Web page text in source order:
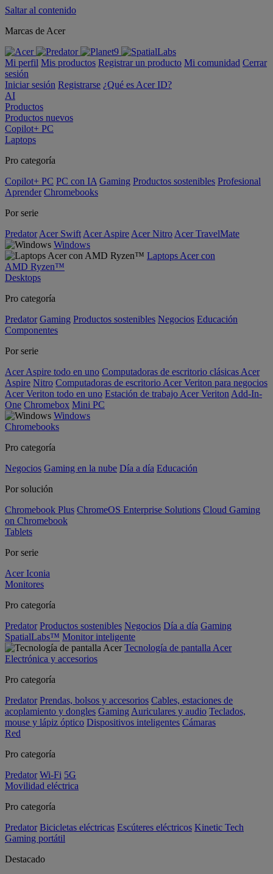
Saltar al contenido
Marcas de Acer
Mi perfil Mis productos Registrar un producto Mi comunidad Cerrar
sesión
Iniciar sesión Registrarse ¿Qué es Acer ID?
AI
Productos
Productos nuevos
Copilot+ PC
Laptops
Pro categoría
Copilot+ PC PC con IA Gaming Productos sostenibles Profesional
Aprender Chromebooks
Por serie
Predator Acer Swift Acer Aspire Acer Nitro Acer TravelMate
Windows
Laptops Acer con
AMD Ryzen™
Desktops
Pro categoría
Predator Gaming Productos sostenibles Negocios Educación
Componentes
Por serie
Acer Aspire todo en uno Computadoras de escritorio clásicas Acer
Aspire Nitro Computadoras de escritorio Acer Veriton para negocios
Acer Veriton todo en uno Estación de trabajo Acer Veriton Add-In-
One Chromebox Mini PC
Windows
Chromebooks
Pro categoría
Negocios Gaming en la nube Día a día Educación
Por solución
Chromebook Plus ChromeOS Enterprise Solutions Cloud Gaming
on Chromebook
Tablets
Por serie
Acer Iconia
Monitores
Pro categoría
Predator Productos sostenibles Negocios Día a día Gaming
SpatialLabs™ Monitor inteligente
Tecnología de pantalla Acer
Electrónica y accesorios
Pro categoría
Predator Prendas, bolsos y accesorios Cables, estaciones de
acoplamiento y dongles Gaming Auriculares y audio Teclados,
mouse y lápiz óptico Dispositivos inteligentes Cámaras
Red
Pro categoría
Predator Wi-Fi 5G
Movilidad eléctrica
Pro categoría
Predator Bicicletas eléctricas Escúteres eléctricos Kinetic Tech
Gaming portátil
Destacado